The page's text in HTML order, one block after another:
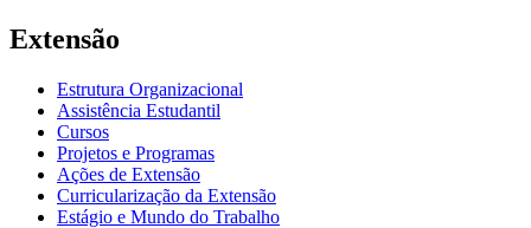
Extensão
Estrutura Organizacional
Assistência Estudantil
Cursos
Projetos e Programas
Ações de Extensão
Curricularização da Extensão
Estágio e Mundo do Trabalho